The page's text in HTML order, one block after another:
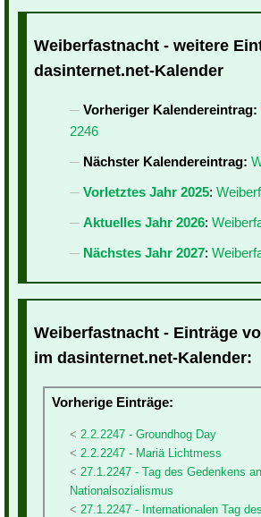
Weiberfastnacht - weitere
dasinternet.net-Kalender
Vorheriger Kalendereintrag:
2246
Nächster Kalendereintrag:
Vorletztes Jahr 2025:
Aktuelles Jahr 2026:
Nächstes Jahr 2027:
Weiberfastnacht - Einträge
im dasinternet.net-Kalender:
Vorherige Einträge:
2.2.2247 - Groundhog Day
2.2.2247 - Mariä Lichtmess
27.1.2247 - Tag des Gedenkens
Nationalsozialismus
27.1.2247 - Internationalen Tag